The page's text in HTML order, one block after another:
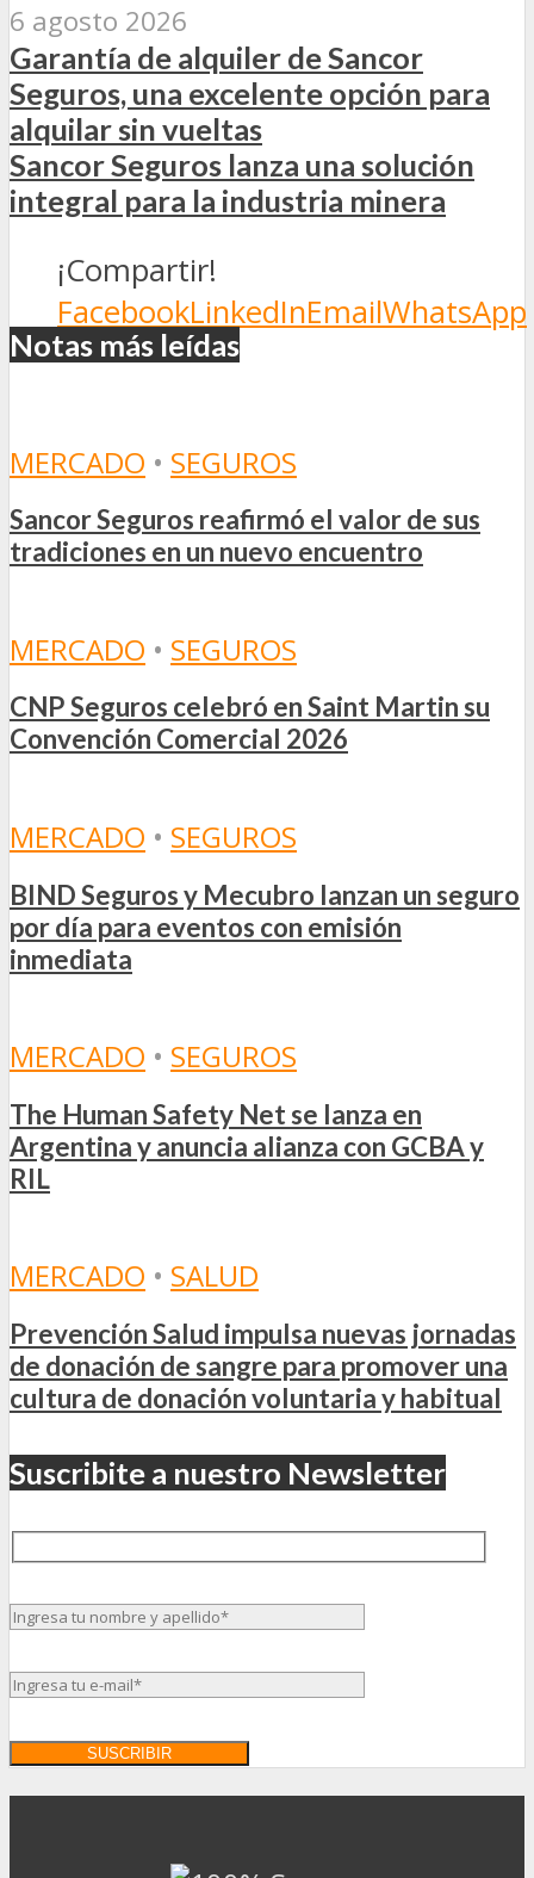
6 agosto 2026
Garantía de alquiler de Sancor
Seguros, una excelente opción para
alquilar sin vueltas
Sancor Seguros lanza una solución
integral para la industria minera
¡Compartir!
FacebookLinkedInEmailWhatsApp
Notas más leídas
MERCADO • SEGUROS
Sancor Seguros reafirmó el valor de sus
tradiciones en un nuevo encuentro
MERCADO • SEGUROS
CNP Seguros celebró en Saint Martin su
Convención Comercial 2026
MERCADO • SEGUROS
BIND Seguros y Mecubro lanzan un seguro
por día para eventos con emisión
inmediata
MERCADO • SEGUROS
The Human Safety Net se lanza en
Argentina y anuncia alianza con GCBA y
RIL
MERCADO • SALUD
Prevención Salud impulsa nuevas jornadas
de donación de sangre para promover una
cultura de donación voluntaria y habitual
Suscribite a nuestro Newsletter